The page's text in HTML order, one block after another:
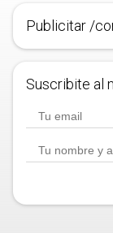
Publicitar /
Suscribite al